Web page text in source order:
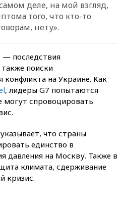
деле, на мой взгляд,
того, что кто-то
нету».
— последствия
поиски
на Украине. Как
, лидеры G7 попытаются
могут спровоцировать
указывает, что страны
единство в
давления на Москву. Также в
климата, сдерживание
кризис.